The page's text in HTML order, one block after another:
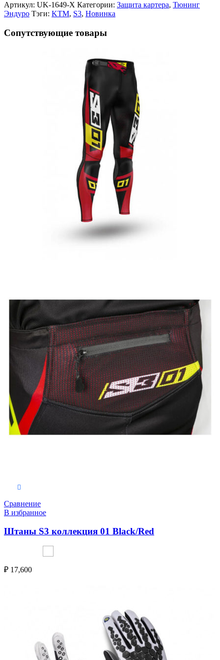
Артикул: UK-1649-X Категории: Защита картера, Тюнинг
Эндуро Тэги: KTM, S3, Новинка
Сопутствующие товары
Сравнение
В избранное
Штаны S3 коллекция 01 Black/Red
₽ 17,600